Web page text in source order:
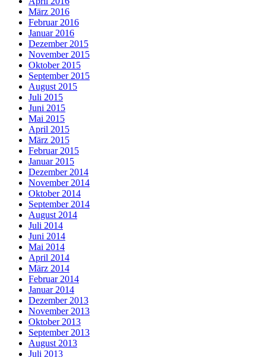
März 2016
Februar 2016
Januar 2016
Dezember 2015
November 2015
Oktober 2015
September 2015
August 2015
Juli 2015
Juni 2015
Mai 2015
April 2015
März 2015
Februar 2015
Januar 2015
Dezember 2014
November 2014
Oktober 2014
September 2014
August 2014
Juli 2014
Juni 2014
Mai 2014
April 2014
März 2014
Februar 2014
Januar 2014
Dezember 2013
November 2013
Oktober 2013
September 2013
August 2013
Juli 2013